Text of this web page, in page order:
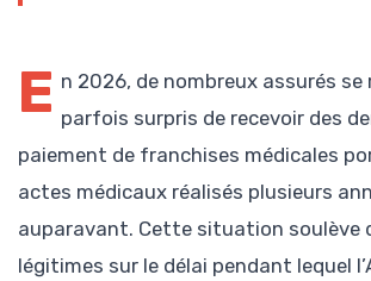
E n 2026, de nombreux assurés
parfois surpris de recevoir des
paiement de franchises médicales
actes médicaux réalisés plusieurs
auparavant. Cette situation soulève
légitimes sur le délai pendant lequel